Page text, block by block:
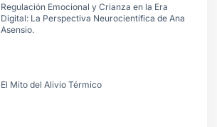
Regulación Emocional y Crianza en la Era
Digital: La Perspectiva Neurocientífica de Ana
Asensio.
El Mito del Alivio Térmico